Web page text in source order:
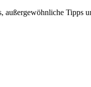
Tipps